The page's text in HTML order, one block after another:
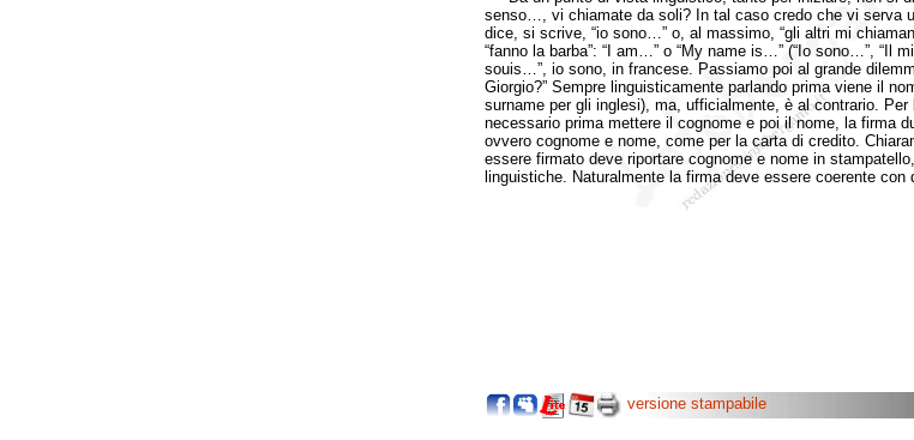
senso…, vi chiamate da soli? In tal caso credo che vi serva
dice, si scrive, “io sono…” o, al massimo, “gli altri mi
“fanno la barba”: “I am…” o “My name is…” (“Io sono…”, “Il
souis…”, io sono, in francese. Passiamo poi al grande
Giorgio?” Sempre linguisticamente parlando prima viene il
surname per gli inglesi), ma, ufficialmente, è al contrario. Per
necessario prima mettere il cognome e poi il nome, la firma
ovvero cognome e nome, come per la carta di credito.
essere firmato deve riportare cognome e nome in
linguistiche. Naturalmente la firma deve essere coerente con
versione stampabile